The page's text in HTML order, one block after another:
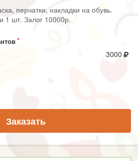
перчатки, накладки на обувь.
1 шт. Залог 10000р.
3000
Заказать